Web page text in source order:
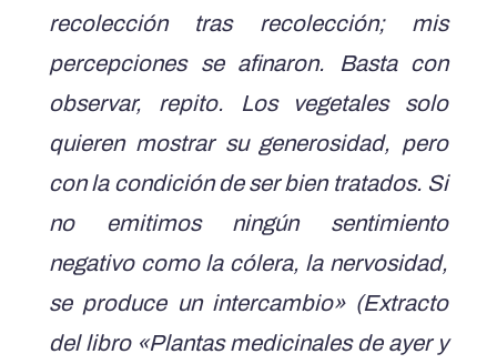
recolección tras recolección; mis
percepciones se afinaron. Basta con
observar, repito. Los vegetales solo
quieren mostrar su generosidad, pero
con la condición de ser bien tratados. Si
no emitimos ningún sentimiento
negativo como la cólera, la nervosidad,
se produce un intercambio» (Extracto
del libro «Plantas medicinales de ayer y